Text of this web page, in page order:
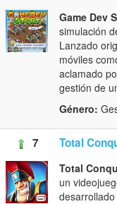
Game Dev
simulación
Lanzado
móviles
aclamado
gestión de
Género:
7 Total
Total
un